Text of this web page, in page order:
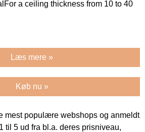
a ceiling thickness from 10 to 40
Læs mere »
Køb nu »
mest populære webshops og anmeldt
til 5 ud fra bl.a. deres prisniveau,